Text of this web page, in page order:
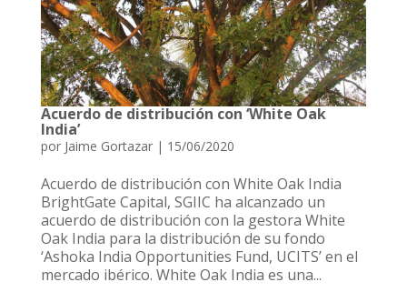
Acuerdo de distribución con ‘White Oak
India’
por Jaime Gortazar| 15/06/2020
Acuerdo de distribución con White Oak India
BrightGate Capital, SGIIC ha alcanzado un
acuerdo de distribución con la gestora White
Oak India para la distribución de su fondo
‘Ashoka India Opportunities Fund, UCITS’ en el
mercado ibérico. White Oak India es una...